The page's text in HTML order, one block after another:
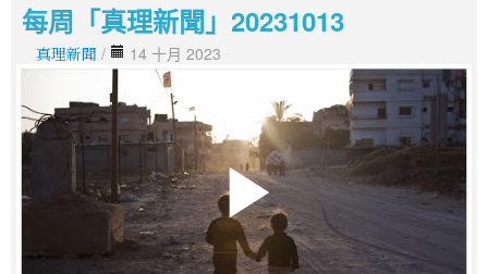
每周「真理新聞」20231013
真理新聞 / 14 十月 2023